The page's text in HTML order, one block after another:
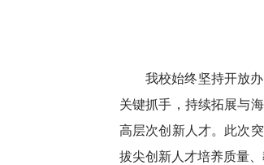
我校始终坚持开放
关键抓手，持续拓展与
高层次创新人才。此次
拔尖创新人才培养质量